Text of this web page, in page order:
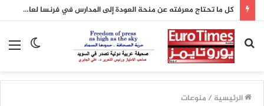
كل ما تحتاج معرفته عن منحة العودة إلى المدارس في فرنسا لعام 2026
الوضع
بحث
عن
الرئيسية / منوعات